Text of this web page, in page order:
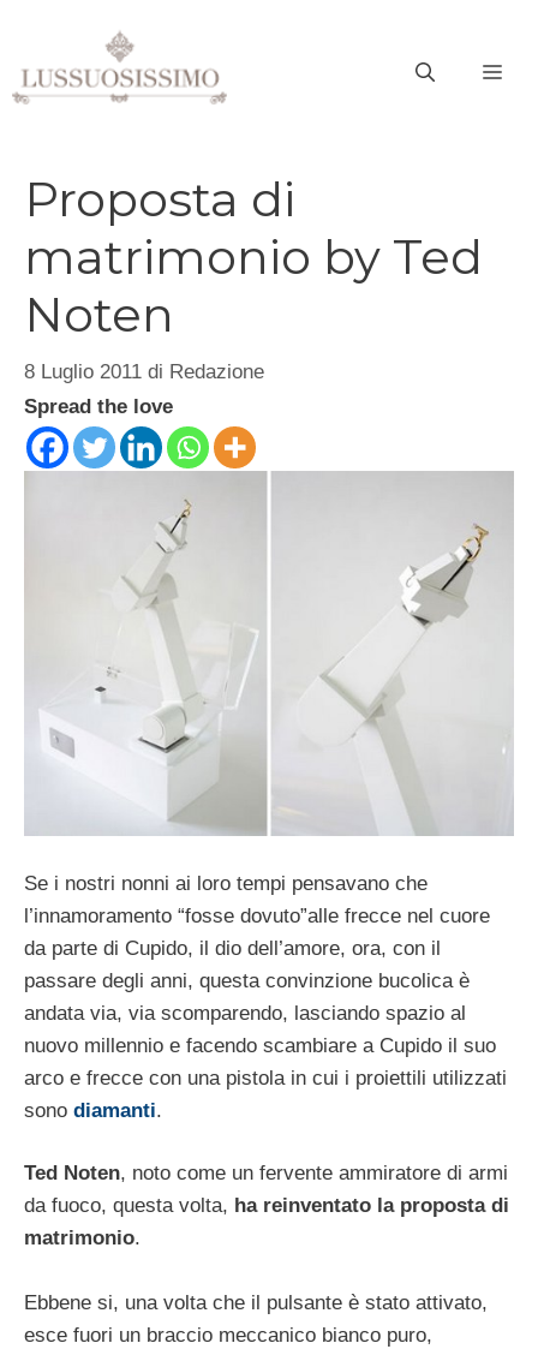
contenuto
Proposta di
matrimonio by Ted
Noten
8 Luglio 2011 di Redazione
Spread the love
Se i nostri nonni ai loro tempi pensavano che
l’innamoramento “fosse dovuto”alle frecce nel cuore
da parte di Cupido, il dio dell’amore, ora, con il
passare degli anni, questa convinzione bucolica è
andata via, via scomparendo, lasciando spazio al
nuovo millennio e facendo scambiare a Cupido il suo
arco e frecce con una pistola in cui i proiettili utilizzati
sono diamanti.
Ted Noten, noto come un fervente ammiratore di armi
da fuoco, questa volta, ha reinventato la proposta di
matrimonio.
Ebbene si, una volta che il pulsante è stato attivato,
esce fuori un braccio meccanico bianco puro,